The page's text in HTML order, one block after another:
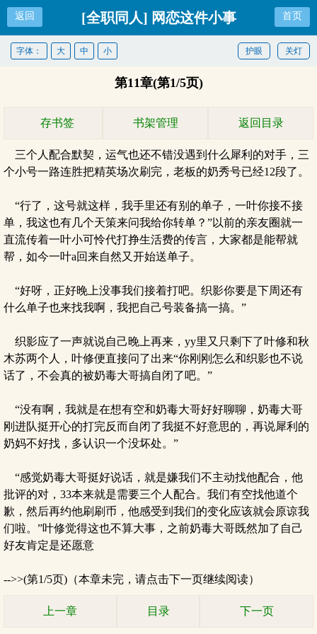
返回 [全职同人] 网恋这件小事 首页
关灯
护眼
字体： 大 中 小
第11章(第1/5页)
存书签 书架管理 返回目录
三个人配合默契，运气也还不错没遇到什么犀利的对手，三
个小号一路连胜把精英场次刷完，老板的奶秀号已经12段了。
“行了，这号就这样，我手里还有别的单子，一叶你接不接
单，我这也有几个天策来问我给你转单？”以前的亲友圈就一
直流传着一叶小可怜代打挣生活费的传言，大家都是能帮就
帮，如今一叶a回来自然又开始送单子。
“好呀，正好晚上没事我们接着打吧。织影你要是下周还有
什么单子也来找我啊，我把自己号装备搞一搞。”
织影应了一声就说自己晚上再来，yy里又只剩下了叶修和秋
木苏两个人，叶修便直接问了出来“你刚刚怎么和织影也不说
话了，不会真的被奶毒大哥搞自闭了吧。”
“没有啊，我就是在想有空和奶毒大哥好好聊聊，奶毒大哥
刚进队挺开心的打完反而自闭了我挺不好意思的，再说犀利的
奶妈不好找，多认识一个没坏处。”
“感觉奶毒大哥挺好说话，就是嫌我们不主动找他配合，他
批评的对，33本来就是需要三个人配合。我们有空找他道个
歉，然后再约他刷刷币，他感受到我们的变化应该就会原谅我
们啦。”叶修觉得这也不算大事，之前奶毒大哥既然加了自己
好友肯定是还愿意
-->>(第1/5页)（本章未完，请点击下一页继续阅读）
上一章 目录 下一页